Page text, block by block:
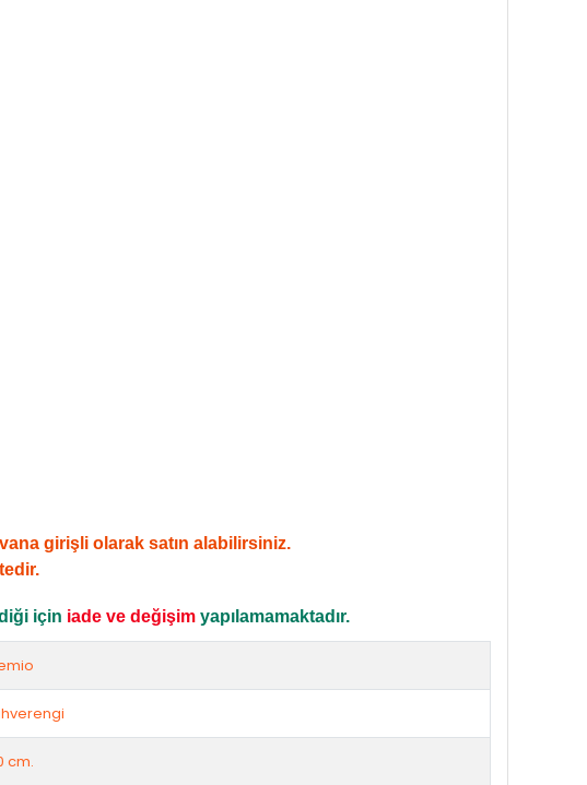
girişli olarak satın alabilirsiniz.
için iade ve değişim yapılamamaktadır.
cm.